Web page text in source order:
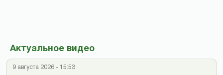
Актуальное видео
9 августа 2026 - 15:53